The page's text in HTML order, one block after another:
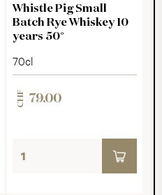
Whistle Pig Small
Batch Rye Whiskey 10
years 50°
70cl
CHF 79.00